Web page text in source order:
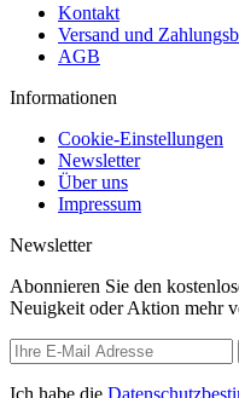
Kontakt
Versand und
AGB
Informationen
Cookie-Einstellungen
Newsletter
Über uns
Impressum
Newsletter
Abonnieren Sie den
Neuigkeit oder Aktion mehr
Ich habe die